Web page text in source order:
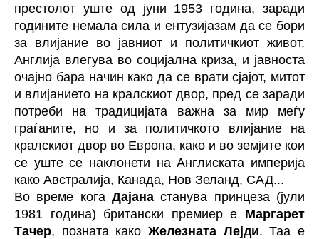
престолот уште од јуни 1953 година, заради
годините немала сила и ентузијазам да се бори
за влијание во јавниот и политичкиот живот.
Англија влегува во социјална криза, и јавноста
очајно бара начин како да се врати сјајот, митот
и влијанието на кралскиот двор, пред се заради
потреби на традицијата важна за мир меѓу
граѓаните, но и за политичкото влијание на
кралскиот двор во Европа, како и во земјите кои
се уште се наклонети на Англиската империја
како Австралија, Канада, Нов Зеланд, САД...
Во време кога Дајана станува принцеза (јули
1981 година) британски премиер е Маргарет
Тачер, позната како Железната Лејди. Таа е